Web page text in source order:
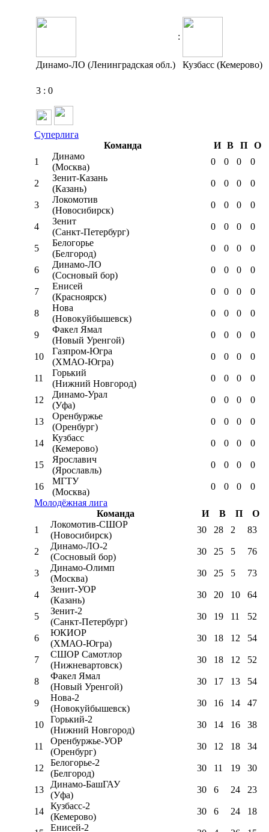
:
Динамо-ЛО (Ленинградская обл.) Кузбасс (Кемерово)
3 : 0
Суперлига
Команда
И В П
О
1
Динамо
(Москва)
0 0 0 0
2
Зенит-Казань
(Казань)
0 0 0 0
3
Локомотив
(Новосибирск)
0 0 0 0
4
Зенит
(Санкт-Петербург)
0 0 0 0
5
Белогорье
(Белгород)
0 0 0 0
6
Динамо-ЛО
(Сосновый бор)
0 0 0 0
7
Енисей
(Красноярск)
0 0 0 0
8
Нова
(Новокуйбышевск)
0 0 0 0
9
Факел Ямал
(Новый Уренгой)
0 0 0 0
10
Газпром-Югра
(ХМАО-Югра)
0 0 0 0
11
Горький
(Нижний Новгород)
0 0 0 0
12
Динамо-Урал
(Уфа)
0 0 0 0
13
Оренбуржье
(Оренбург)
0 0 0 0
14
Кузбасс
(Кемерово)
0 0 0 0
15
Ярославич
(Ярославль)
0 0 0 0
16
МГТУ
(Москва)
0 0 0
0
Молодёжная лига
Команда
И В П
О
1
Локомотив-CШОР
(Новосибирск)
30 28 2 83
2
Динамо-ЛО-2
(Сосновый бор)
30 25 5 76
3
Динамо-Олимп
(Москва)
30 25 5 73
4
Зенит-УОР
(Казань)
30 20 10 64
5
Зенит-2
(Санкт-Петербург)
30 19 11 52
6
ЮКИОР
(ХМАО-Югра)
30 18 12 54
7
СШОР Самотлор
(Нижневартовск)
30 18 12 52
8
Факел Ямал
(Новый Уренгой)
30 17 13 54
9
Нова-2
(Новокуйбышевск)
30 16 14 47
10
Горький-2
(Нижний Новгород)
30 14 16 38
11
Оренбуржье-УОР
(Оренбург)
30 12 18 34
12
Белогорье-2
(Белгород)
30 11 19 30
13
Динамо-БашГАУ
(Уфа)
30 6 24 23
14
Кузбасс-2
(Кемерово)
30 6 24 18
Енисей-2